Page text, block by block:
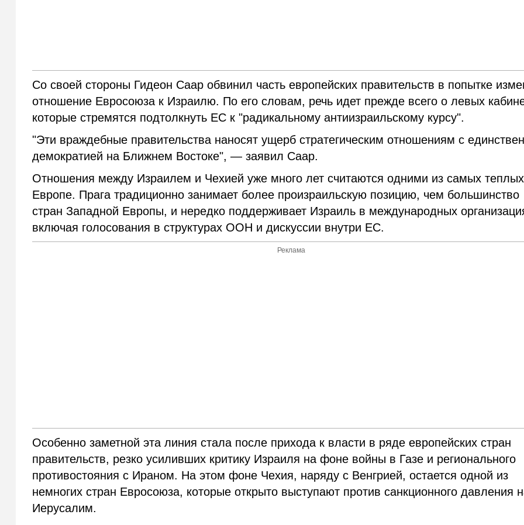
Со своей стороны Гидеон Саар обвинил часть европейских правительств в попытке
отношение Евросоюза к Израилю. По его словам, речь идет прежде всего о левых
которые стремятся подтолкнуть ЕС к "радикальному антиизраильскому курсу".
"Эти враждебные правительства наносят ущерб стратегическим отношениям с
демократией на Ближнем Востоке", — заявил Саар.
Отношения между Израилем и Чехией уже много лет считаются одними из самых
Европе. Прага традиционно занимает более произраильскую позицию, чем большинство
стран Западной Европы, и нередко поддерживает Израиль в международных
включая голосования в структурах ООН и дискуссии внутри ЕС.
Реклама
Особенно заметной эта линия стала после прихода к власти в ряде европейских стран
правительств, резко усиливших критику Израиля на фоне войны в Газе и регионального
противостояния с Ираном. На этом фоне Чехия, наряду с Венгрией, остается одной из
немногих стран Евросоюза, которые открыто выступают против санкционного давления
Иерусалим.